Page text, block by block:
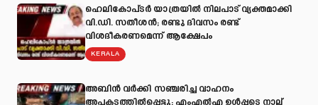
ഹെലികോപ്ടർ യാത്രയിൽ നിലപാട് വ്യക്തമാക്കി
വി.ഡി. സതീശൻ; രണ്ടു ദിവസം രണ്ട്
വിശദീകരണമെന്ന് ആക്ഷേപം
KERALA
അബിന്‍ വര്‍ക്കി സഞ്ചരിച്ച വാഹനം
അപകടത്തില്‍പ്പെട്ടു; എംഎല്‍എ ഉള്‍പ്പടെ നാല്